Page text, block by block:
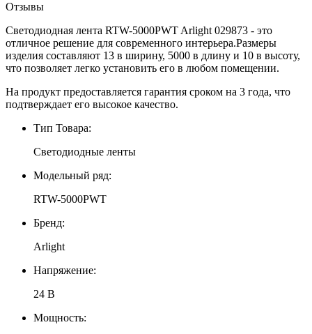
Отзывы
Светодиодная лента RTW-5000PWT Arlight 029873 - это
отличное решение для современного интерьера.Размеры
изделия составляют 13 в ширину, 5000 в длину и 10 в высоту,
что позволяет легко установить его в любом помещении.
На продукт предоставляется гарантия сроком на 3 года, что
подтверждает его высокое качество.
Тип Товара:
Светодиодные ленты
Модельный ряд:
RTW-5000PWT
Бренд:
Arlight
Напряжение:
24 В
Мощность: